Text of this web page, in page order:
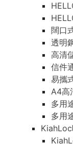
闊口
透明
高清
信件
易攜
A4高
多用
多用